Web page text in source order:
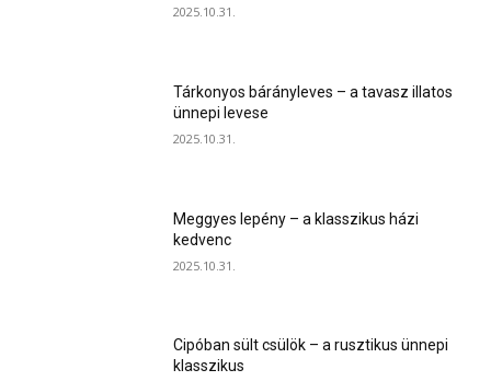
2025.10.31.
Tárkonyos bárányleves – a tavasz illatos
ünnepi levese
2025.10.31.
Meggyes lepény – a klasszikus házi
kedvenc
2025.10.31.
Cipóban sült csülök – a rusztikus ünnepi
klasszikus